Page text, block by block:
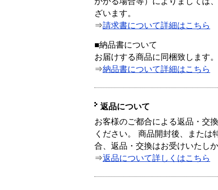
ざいます。
⇒請求書について詳細はこちら
■納品書について
お届けする商品に同梱致します。
⇒納品書について詳細はこちら
返品について
お客様のご都合による返品・交
ください。 商品開封後、または
合、返品・交換はお受けいたし
⇒返品について詳しくはこちら